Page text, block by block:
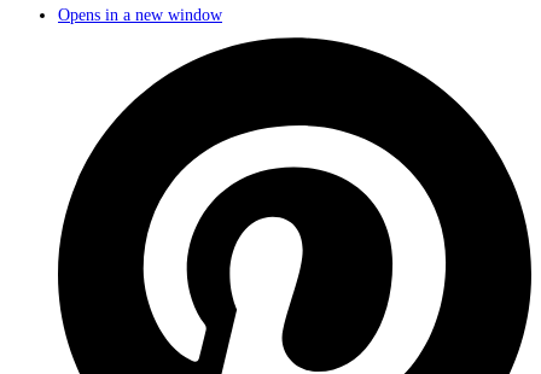
Opens in a new window